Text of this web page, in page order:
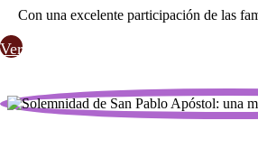
Con una excelente participación de las
Ver